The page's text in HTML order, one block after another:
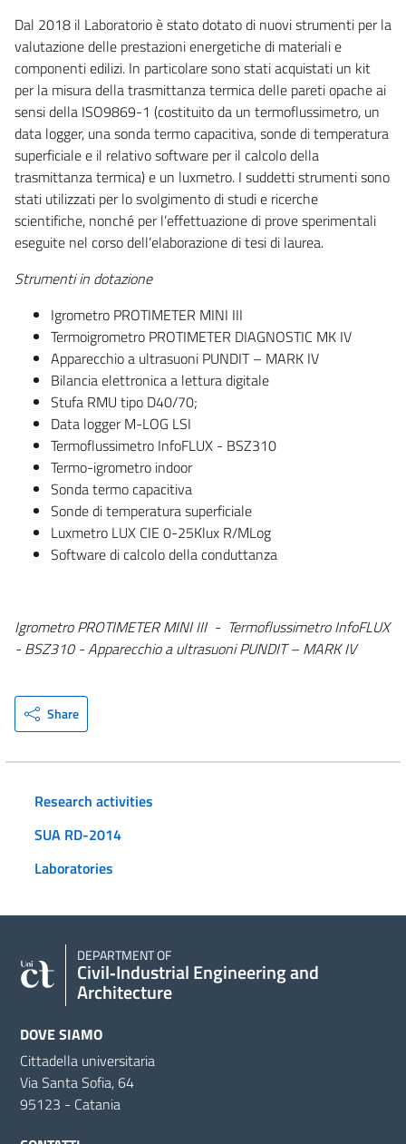
Dal 2018 il Laboratorio è stato dotato di nuovi strumenti per la
valutazione delle prestazioni energetiche di materiali e
componenti edilizi. In particolare sono stati acquistati un kit
per la misura della trasmittanza termica delle pareti opache ai
sensi della ISO9869-1 (costituito da un termoflussimetro, un
data logger, una sonda termo capacitiva, sonde di temperatura
superficiale e il relativo software per il calcolo della
trasmittanza termica) e un luxmetro. I suddetti strumenti sono
stati utilizzati per lo svolgimento di studi e ricerche
scientifiche, nonché per l’effettuazione di prove sperimentali
eseguite nel corso dell’elaborazione di tesi di laurea.
Strumenti in dotazione
Igrometro PROTIMETER MINI III
Termoigrometro PROTIMETER DIAGNOSTIC MK IV
Apparecchio a ultrasuoni PUNDIT – MARK IV
Bilancia elettronica a lettura digitale
Stufa RMU tipo D40/70;
Data logger M-LOG LSI
Termoflussimetro InfoFLUX - BSZ310
Termo-igrometro indoor
Sonda termo capacitiva
Sonde di temperatura superficiale
Luxmetro LUX CIE 0-25Klux R/MLog
Software di calcolo della conduttanza
Igrometro PROTIMETER MINI III - Termoflussimetro InfoFLUX
- BSZ310 - Apparecchio a ultrasuoni PUNDIT – MARK IV
Share
Research activities
SUA RD-2014
Laboratories
DEPARTMENT OF
Civil‑Industrial Engineering and
Architecture
DOVE SIAMO
Cittadella universitaria
Via Santa Sofia, 64
95123 - Catania